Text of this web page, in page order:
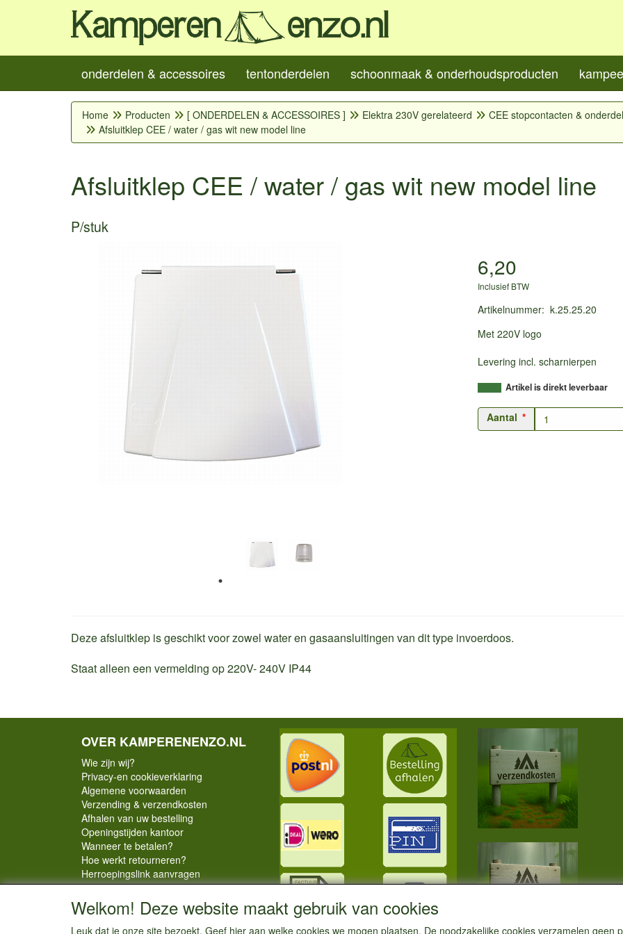
onderdelen & accessoires tentonderdelen schoonmaak & onderhoudsproducten
Home Producten [ ONDERDELEN & ACCESSOIRES ] Elektra 230V gerelateerd
CEE stopcontacten &
Afsluitklep CEE / water / gas wit new model line
Afsluitklep CEE / water / gas wit new model line
P/stuk
6,20
Inclusief BTW
Artikelnummer: k.25.25.20
Met 220V logo
Levering incl. scharnierpen
Artikel is direkt leverbaar
Aantal
Deze afsluitklep is geschikt voor zowel water en gasaansluitingen van dit type invoerdoos.
Staat alleen een vermelding op 220V- 240V IP44
OVER KAMPERENENZO.NL
Wie zijn wij?
Privacy-en cookieverklaring
Algemene voorwaarden
Verzending & verzendkosten
Afhalen van uw bestelling
Openingstijden kantoor
Wanneer te betalen?
Hoe werkt retourneren?
Herroepingslink aanvragen
Welkom! Deze website maakt gebruik van cookies
Leuk dat je onze site bezoekt. Geef hier aan welke cookies we mogen plaatsen. De noodzakelijke cookies verzamelen